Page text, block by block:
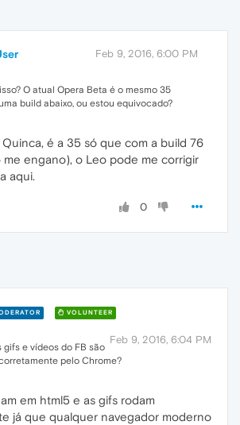
Feb 9, 2016, 6:00 PM
O atual Opera Beta é o mesmo 35
build abaixo, ou estou equivocado?
é a 35 só que com a build 76
me engano), o Leo pode me corrigir
aqui.
0
VOLUNTEER
Feb 9, 2016, 6:04 PM
gifs e vídeos do FB são
pelo Chrome?
em html5 e as gifs rodam
já que qualquer navegador moderno